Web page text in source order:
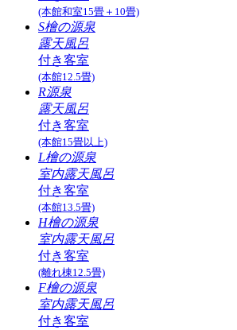
(本館和室15畳＋10畳)
S檜の源泉
露天風呂
付き客室
(本館12.5畳)
R源泉
露天風呂
付き客室
(本館15畳以上)
L檜の源泉
室内露天風呂
付き客室
(本館13.5畳)
H檜の源泉
室内露天風呂
付き客室
(離れ棟12.5畳)
F檜の源泉
室内露天風呂
付き客室